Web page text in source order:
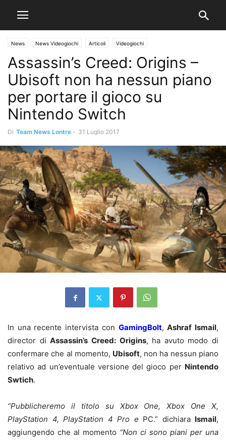
News News Videogiochi Articoli Videogiochi
Assassin’s Creed: Origins –
Ubisoft non ha nessun piano
per portare il gioco su
Nintendo Switch
Di Team News Lontre - 31 Luglio 2017
In una recente intervista con GamingBolt,Ashraf Ismail,
director diAssassin’s Creed: Origins, ha avuto modo di
confermare che al momento, Ubisoft, non ha nessun piano
relativo ad un’eventuale versione del gioco per Nintendo
Swtich.
“Pubblicheremo il titolo su Xbox One, Xbox One X,
PlayStation 4, PlayStation 4 Pro e PC.” dichiara Ismail,
aggiungendo che al momento “Non ci sono piani per una